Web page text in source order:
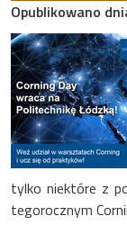
Opublikowano
tylko niektóre z
tegorocznym